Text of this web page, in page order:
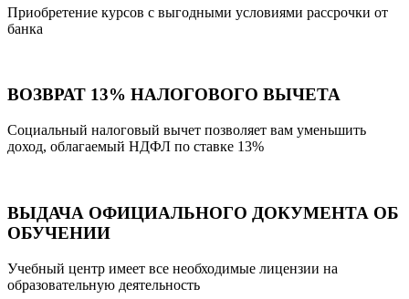
Приобретение курсов с выгодными условиями рассрочки от
банка
ВОЗВРАТ 13% НАЛОГОВОГО ВЫЧЕТА
Социальный налоговый вычет позволяет вам уменьшить
доход, облагаемый НДФЛ по ставке 13%
ВЫДАЧА ОФИЦИАЛЬНОГО ДОКУМЕНТА ОБ
ОБУЧЕНИИ
Учебный центр имеет все необходимые лицензии на
образовательную деятельность